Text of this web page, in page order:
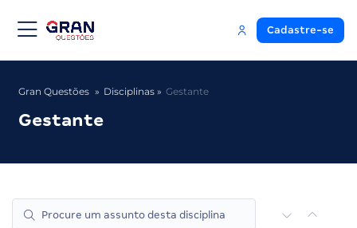
Cadastre-se
Gran Questões Disciplinas Gestante
Gestante